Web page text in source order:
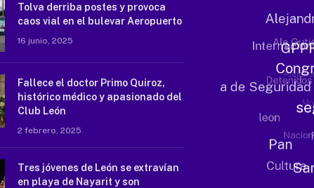
Tolva derriba postes y provoca
caos vial en el bulevar Aeropuerto
16 junio, 2025
Fallece el doctor Primo Quiroz,
histórico médico y apasionado del
Club León
2 febrero, 2025
Tres jóvenes de León se extravían
en playa de Nayarit y son